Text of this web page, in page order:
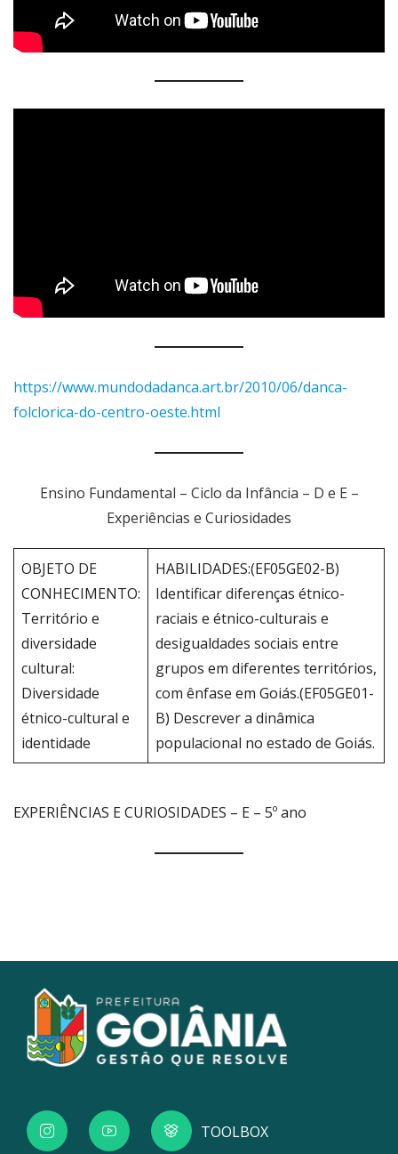
https://www.mundodadanca.art.br/2010/06/danca-
folclorica-do-centro-oeste.html
Ensino Fundamental – Ciclo da Infância – D e E –
Experiências e Curiosidades
OBJETO DE
CONHECIMENTO:
Território e
diversidade
cultural:
Diversidade
étnico-cultural e
identidade
HABILIDADES:(EF05GE02-B)
Identificar diferenças étnico-
raciais e étnico-culturais e
desigualdades sociais entre
grupos em diferentes territórios,
com ênfase em Goiás.(EF05GE01-
B) Descrever a dinâmica
populacional no estado de Goiás.
EXPERIÊNCIAS E CURIOSIDADES – E – 5º ano
TOOLBOX